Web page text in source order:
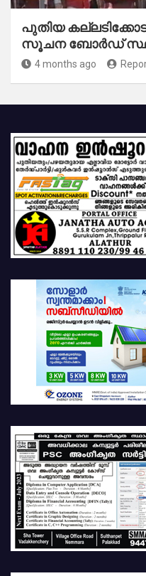
പുതിയ
സൂചന ബോർഡ്
4 months ago